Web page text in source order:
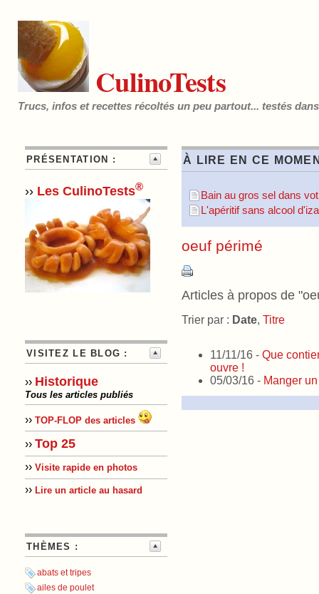
CulinoTests
Trucs, infos et recettes récoltés un peu partout... testés
PRÉSENTATION :
›› Les CulinoTests®
VISITEZ LE BLOG :
›› Historique
Tous les articles publiés
›› TOP-FLOP des articles
›› Top 25
›› Visite rapide en photos
›› Lire un article au hasard
THÈMES :
abats et tripes
ailes de poulet
À LIRE EN CE
Bain au gros sel dans
L'apéritif sans alcool
oeuf périmé
Articles à propos de
Trier par : Date, Titre
11/11/16 - Que
ouvre !
05/03/16 - Manger